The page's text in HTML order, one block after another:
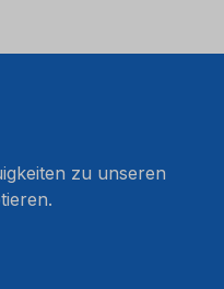
zu unseren